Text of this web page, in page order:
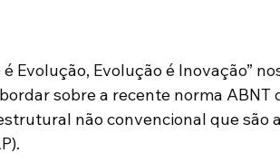
Evolução, Evolução é Inovação”
sobre a recente norma ABNT
não convencional que são